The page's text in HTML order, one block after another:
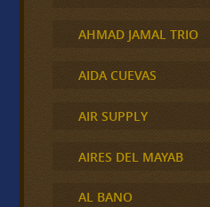
AHMAD JAMAL TRIO
AIDA CUEVAS
AIR SUPPLY
AIRES DEL MAYAB
AL BANO